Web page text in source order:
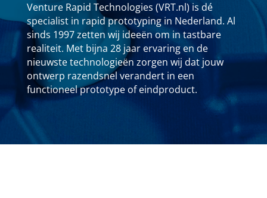
Venture Rapid Technologies (VRT.nl) is dé
specialist in rapidprototyping in Nederland. Al
sinds 1997 zetten wij ideeën om in tastbare
realiteit. Met bijna 28 jaar ervaring en de
nieuwste technologieën zorgen wij dat jouw
ontwerp razendsnel verandert in een
functioneel prototype of eindproduct.